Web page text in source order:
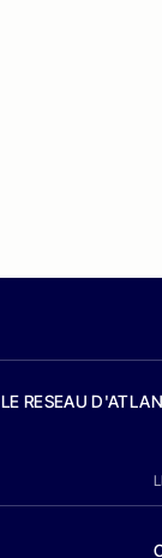
LE RESEAU